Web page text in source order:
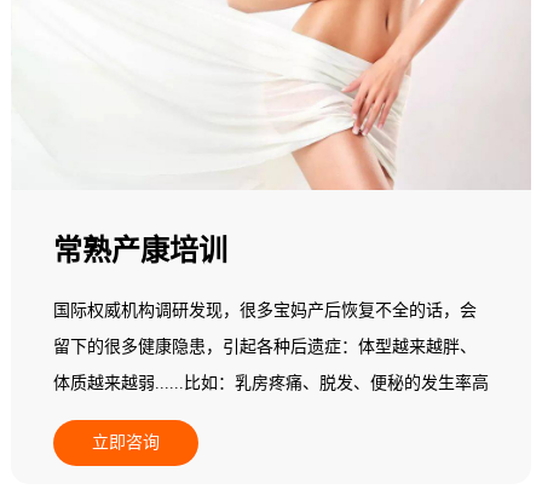
常熟产康培训
国际权威机构调研发现，很多宝妈产后恢复不全的话，会
留下的很多健康隐患，引起各种后遗症：体型越来越胖、
体质越来越弱......比如：乳房疼痛、脱发、便秘的发生率高
达22%，头晕头痛的比例增加30.5%，胃肠不适增加
16.5%，心悸者增加了22.7%......更多的产后妈妈会发现自
立即咨询